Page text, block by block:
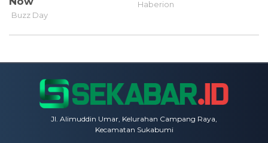
Jl. Alimuddin Umar, Kelurahan Campang Raya,
Kecamatan Sukabumi